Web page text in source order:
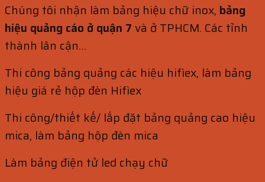
Chúng tôi nhận làm bảng hiệu chữ inox, bảng
hiệu quảng cáo ở quận 7 và ở TPHCM. Các tỉnh
thành lân cận…
Thi công bảng quảng các hiệu hifìex, làm bảng
hiệu giá rẻ hộp đèn Hifìex
Thi công/thiết kế/ lắp đặt bảng quảng cao hiệu
mica, làm bảng hộp đèn mica
Làm bảng điện tử led chạy chữ